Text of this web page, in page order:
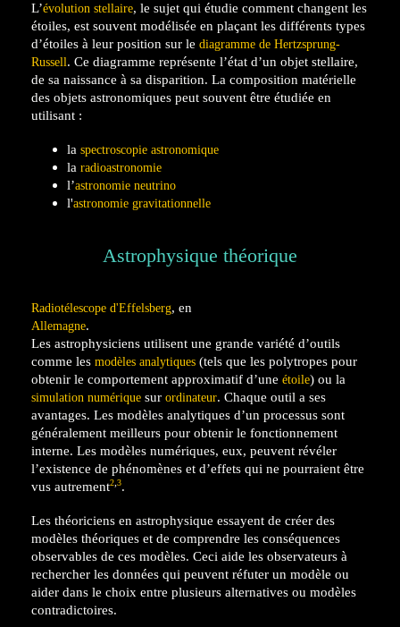
L’évolution stellaire, le sujet qui étudie comment changent les
étoiles, est souvent modélisée en plaçant les différents types
d’étoiles à leur position sur le diagramme de Hertzsprung-
Russell . Ce diagramme représente l’état d’un objet stellaire,
de sa naissance à sa disparition. La composition matérielle
des objets astronomiques peut souvent être étudiée en
utilisant :
la spectroscopie astronomique
la radioastronomie
l’astronomie neutrino
l'astronomie gravitationnelle
Astrophysique théorique
Radiotélescope d'Effelsberg, en
Allemagne.
Les astrophysiciens utilisent une grande variété d’outils
comme les modèles analytiques (tels que les polytropes pour
obtenir le comportement approximatif d’une étoile) ou la
simulation numérique sur ordinateur. Chaque outil a ses
avantages. Les modèles analytiques d’un processus sont
généralement meilleurs pour obtenir le fonctionnement
interne. Les modèles numériques, eux, peuvent révéler
l’existence de phénomènes et d’effets qui ne pourraient être
vus autrement2,3.
Les théoriciens en astrophysique essayent de créer des
modèles théoriques et de comprendre les conséquences
observables de ces modèles. Ceci aide les observateurs à
rechercher les données qui peuvent réfuter un modèle ou
aider dans le choix entre plusieurs alternatives ou modèles
contradictoires.